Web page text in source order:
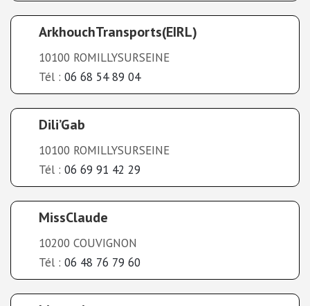
ArkhouchTransports(EIRL)
10100 ROMILLYSURSEINE
Tél : 06 68 54 89 04
Dili’Gab
10100 ROMILLYSURSEINE
Tél : 06 69 91 42 29
MissClaude
10200 COUVIGNON
Tél : 06 48 76 79 60